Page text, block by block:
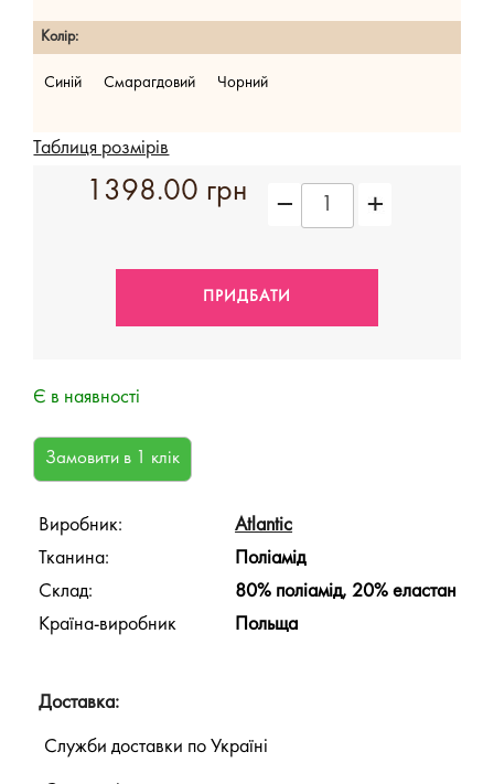
Колір:
Синій Смарагдовий Чорний
Таблиця розмірів
1398.00 грн
Є в наявності
Виробник:
Atlantic
Тканина:
Поліамід
Склад:
80% поліамід, 20% еластан
Країна-виробник
Польща
Доставка:
Служби доставки по Україні